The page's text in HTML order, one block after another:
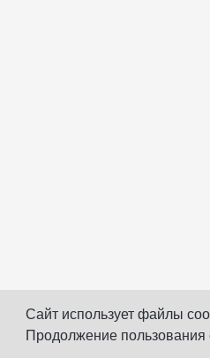
Сайт использует файлы
Продолжение пользования